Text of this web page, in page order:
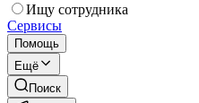
Ищу сотрудника
Сервисы
Помощь
Ещё
Поиск